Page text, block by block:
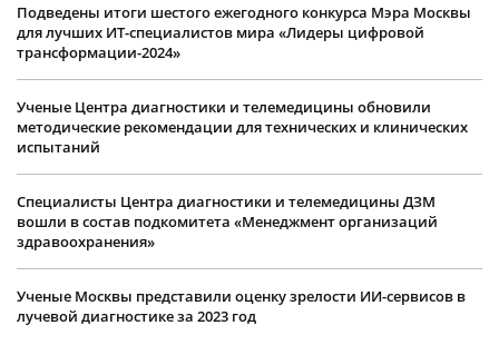
Подведены итоги шестого ежегодного конкурса Мэра Москвы
для лучших ИТ-специалистов мира «Лидеры цифровой
трансформации-2024»
Ученые Центра диагностики и телемедицины обновили
методические рекомендации для технических и клинических
испытаний
Специалисты Центра диагностики и телемедицины ДЗМ
вошли в состав подкомитета «Менеджмент организаций
здравоохранения»
Ученые Москвы представили оценку зрелости ИИ-сервисов в
лучевой диагностике за 2023 год